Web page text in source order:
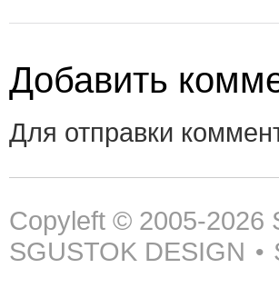
Добавить
Для отправки
Copyleft © 2005-2026
SGUSTOK DESIGN •